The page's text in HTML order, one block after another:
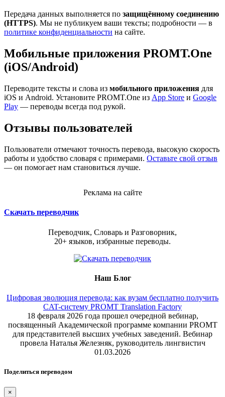
Передача данных выполняется по защищённому соединению
(HTTPS). Мы не публикуем ваши тексты; подробности — в
политике конфиденциальности на сайте.
Мобильные приложения PROMT.One
(iOS/Android)
Переводите тексты и слова из мобильного приложения для
iOS и Android. Установите PROMT.One из App Store и Google
Play — переводы всегда под рукой.
Отзывы пользователей
Пользователи отмечают точность перевода, высокую скорость
работы и удобство словаря с примерами. Оставьте свой отзыв
— он помогает нам становиться лучше.
Реклама на сайте
Скачать переводчик
Переводчик, Словарь и Разговорник,
20+ языков, избранные переводы.
Наш Блог
Цифровая эволюция перевода: как вузам бесплатно получить
CAT-систему PROMT Translation Factory
18 февраля 2026 года прошел очередной вебинар,
посвященный Академической программе компании PROMT
для представителей высших учебных заведений. Вебинар
провела Наталья Железняк, руководитель лингвистич
01.03.2026
Поделиться переводом
×